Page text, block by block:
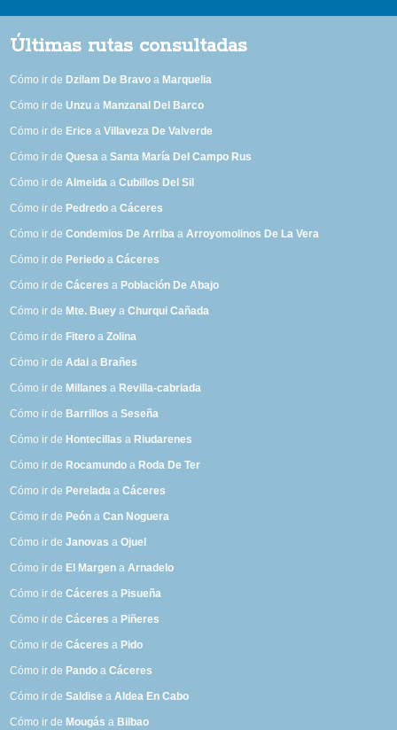
Últimas rutas consultadas
Cómo ir de Dzilam De Bravo a Marquelia
Cómo ir deUnzu a Manzanal Del Barco
Cómo ir de Erice aVillaveza De Valverde
Cómo ir deQuesa aSanta María Del Campo Rus
Cómo ir deAlmeida aCubillos Del Sil
Cómo ir de Pedredo aCáceres
Cómo ir deCondemios De Arriba aArroyomolinos De La Vera
Cómo ir de Periedo aCáceres
Cómo ir deCáceres a Población De Abajo
Cómo ir de Mte. Buey aChurqui Cañada
Cómo ir de Fitero aZolina
Cómo ir deAdai a Brañes
Cómo ir de Millanes a Revilla-cabriada
Cómo ir de Barrillos aSeseña
Cómo ir de Hontecillas a Riudarenes
Cómo ir de Rocamundo a Roda De Ter
Cómo ir de Perelada aCáceres
Cómo ir de Peón aCan Noguera
Cómo ir deJanovas aOjuel
Cómo ir de El Margen aArnadelo
Cómo ir deCáceres a Pisueña
Cómo ir deCáceres a Piñeres
Cómo ir deCáceres a Pido
Cómo ir de Pando aCáceres
Cómo ir deSaldise aAldea En Cabo
Cómo ir de Mougás a Bilbao